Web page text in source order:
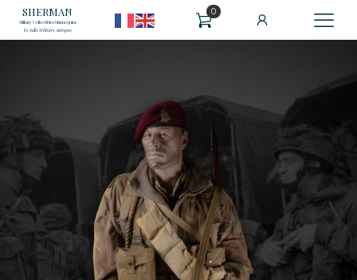
SHERMAN
Military Collectibles Mannequins
by Selles Military Antiques
0